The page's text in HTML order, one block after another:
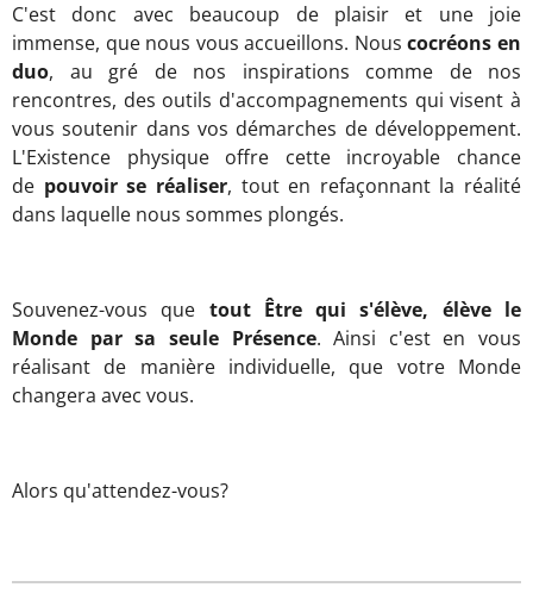
C'est donc avec beaucoup de plaisir et une joie
immense, que nous vous accueillons. Nouscocréons en
duo, au gré de nos inspirations comme de nos
rencontres, des outils d'accompagnements qui visent à
vous soutenir dans vos démarches de développement.
L'Existence physique offre cette incroyable chance
de pouvoir se réaliser, tout en refaçonnant la réalité
dans laquelle nous sommes plongés.
Souvenez-vous que tout Être qui s'élève, élève le
Monde par sa seule Présence. Ainsi c'est en vous
réalisant de manière individuelle, que votre Monde
changera avec vous.
Alors qu'attendez-vous?